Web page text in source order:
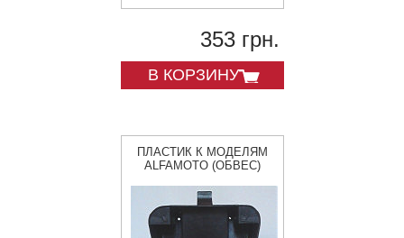
353 грн.
В КОРЗИНУ
ПЛАСТИК К МОДЕЛЯМ
ALFAMOTO (ОБВЕС)